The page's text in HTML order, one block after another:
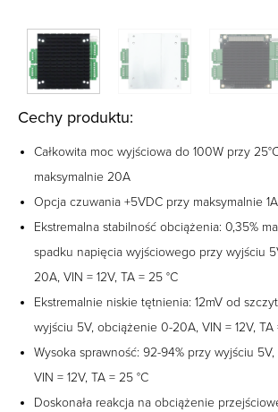
Cechy produktu:
Całkowita moc wyjściowa do 100W przy
maksymalnie 20A
Opcja czuwania +5VDC przy maksymalnie 1A
Ekstremalna stabilność obciążenia: 0,35%
spadku napięcia wyjściowego przy wyjściu
20A, VIN = 12V, TA = 25 °C
Ekstremalnie niskie tętnienia: 12mV od
wyjściu 5V, obciążenie 0-20A, VIN = 12V, TA
Wysoka sprawność: 92-94% przy wyjściu
VIN = 12V, TA = 25 °C
Doskonała reakcja na obciążenie